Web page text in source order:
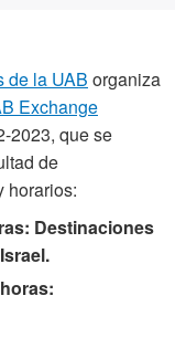
de la UAB organiza
Exchange
2023, que se
de
horarios:
Destinaciones